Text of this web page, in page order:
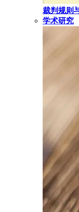
裁判规则
学术研究